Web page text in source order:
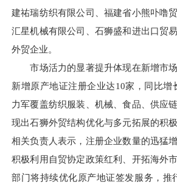
建祐瑞纺织有限公司、福建省小熊卟噜
汇星机械有限公司、石狮盛和进出口贸
外贸企业。
市场活力的显著提升体现在新增市场
新增原产地证注册企业达10家，同比增
力军覆盖纺织服装、机械、食品、供应
现出石狮外贸结构优化与多元拓展的积
相关负责人表示，注册企业数量的迅猛
积极利用自贸协定政策红利、开拓海外
部门将持续优化原产地证签发服务，推